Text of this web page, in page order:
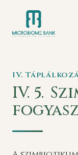
IV.
IV. 5.